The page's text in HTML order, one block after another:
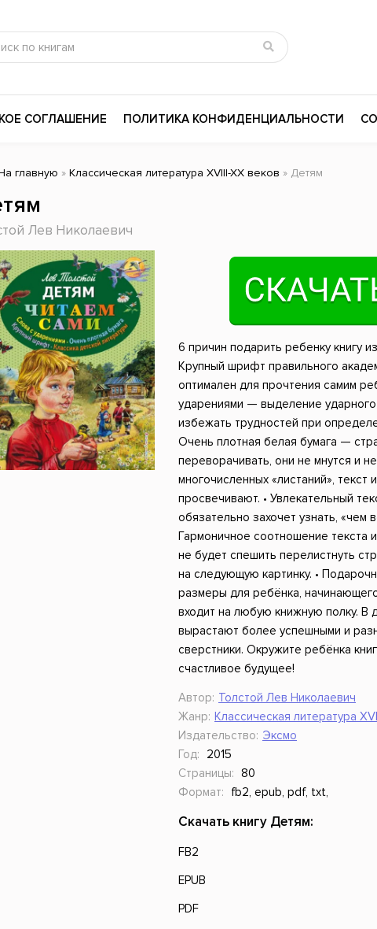
и здоровье
и Биография
Сказки
Триллеры
Справочники
Научные издания
Современная проза
История России
Юмор и сатира
СОГЛАШЕНИЕ ПОЛИТИКА КОНФИДЕНЦИАЛЬНОСТИ
главную » Классическая литература XVIII-XX веков » Детям
Лев Николаевич
6 причин подарить ребенку книгу
Крупный шрифт правильного
оптимален для прочтения самим
ударениями — выделение
избежать трудностей при
Очень плотная белая бумага —
переворачивать, они не мнутся и
многочисленных «листаний», текст
просвечивают. • Увлекательный
обязательно захочет узнать, «чем
Гармоничное соотношение текста
не будет спешить перелистнуть
на следующую картинку. •
размеры для ребёнка,
входит на любую книжную полку. В
вырастают более успешными и
сверстники. Окружите ребёнка
счастливое будущее!
Автор: Толстой Лев Николаевич
Жанр: Классическая литература
Издательство: Эксмо
Год:
2015
Страницы: 80
Формат:
fb2, epub, pdf, txt,
Скачать книгу Детям:
FB2
EPUB
PDF